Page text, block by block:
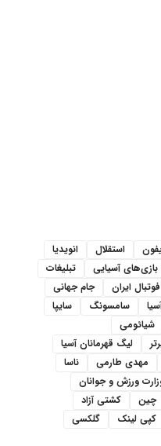
استقلال
انویدیا
بازی‌های آسیایی
تبلیغات
ایران
جام جهانی
سامسونگ
سایپا
شیائومی
لیگ قهرمانان آسیا
مهدی طارمی
ناسا
ورزش و جوانان
چین
کشتی آزاد
کپی لینک
گلکسی